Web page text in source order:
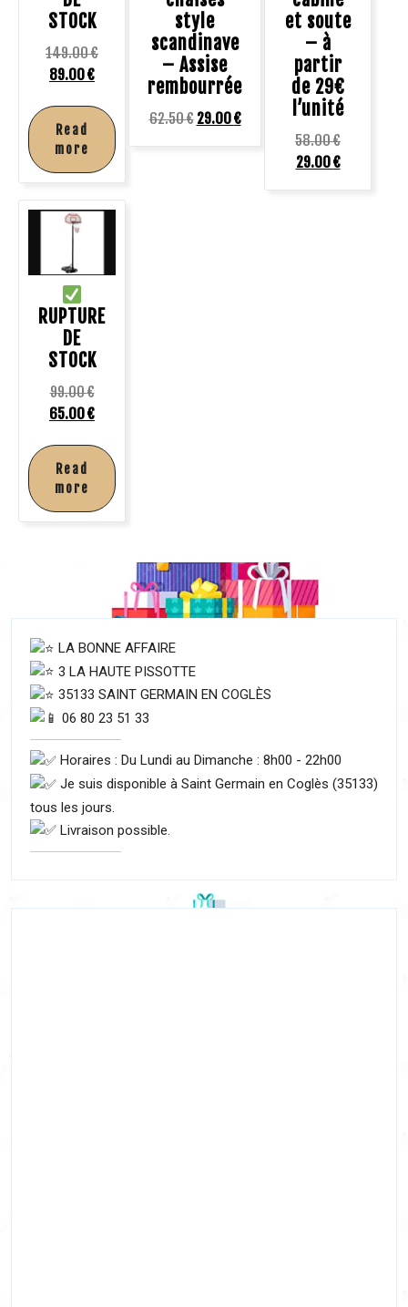
STOCK
149.00€
89.00€
Read
more
style
scandinave
– Assise
rembourrée
62.50€ 29.00€
et soute
– à
partir
de 29€
l’unité
58.00€
29.00€
RUPTURE
DE
STOCK
99.00€
65.00€
Read
more
LA BONNE AFFAIRE
3 LA HAUTE PISSOTTE
35133 SAINT GERMAIN EN COGLÈS
06 80 23 51 33
Horaires : Du Lundi au Dimanche : 8h00 - 22h00
Je suis disponible à Saint Germain en Coglès (35133)
tous les jours.
Livraison possible.